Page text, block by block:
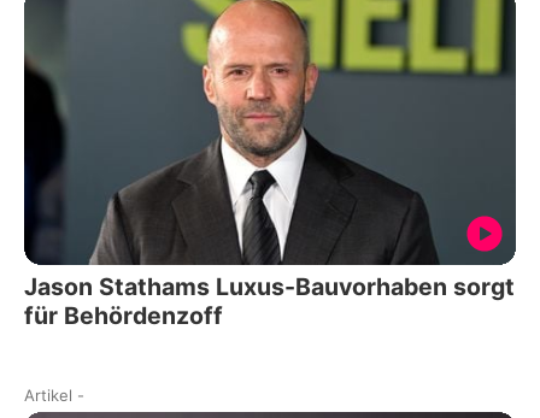
Jason Stathams Luxus-Bauvorhaben sorgt
für Behördenzoff
Artikel -